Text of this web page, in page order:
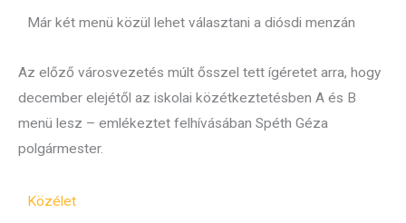
Már két menü közül lehet választani a diósdi menzán
Az előző városvezetés múlt ősszel tett ígéretet arra, hogy
december elejétől az iskolai közétkeztetésben A és B
menü lesz – emlékeztet felhívásában Spéth Géza
polgármester.
Közélet